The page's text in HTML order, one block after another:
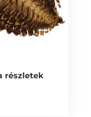
részletek